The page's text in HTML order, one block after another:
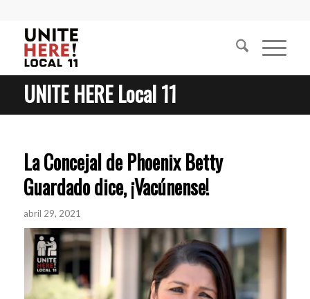
UNITE HERE Local 11
La Concejal de Phoenix Betty
Guardado dice, ¡Vacúnense!
abril 29, 2021